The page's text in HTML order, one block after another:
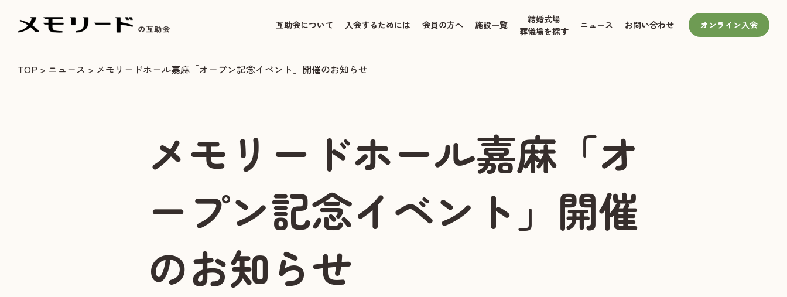
互助会について 入会するためには 会員の方へ 施設一覧
結婚式場
葬儀場を探す
ニュース お問い合わせ オンライン入会
TOP > ニュース > メモリードホール嘉麻「オープン記念イベント」開催のお知らせ
メモリードホール嘉麻「オ
ープン記念イベント」開催
のお知らせ